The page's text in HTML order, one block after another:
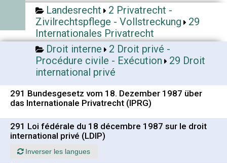
Landesrecht
2 Privatrecht -
Zivilrechtspflege - Vollstreckung
29
Internationales Privatrecht
Droit interne
2 Droit privé -
Procédure civile - Exécution
29 Droit
international privé
291 Bundesgesetz vom 18. Dezember 1987 über
das Internationale Privatrecht (IPRG)
291 Loi fédérale du 18 décembre 1987 sur le droit
international privé (LDIP)
Inverser les langues